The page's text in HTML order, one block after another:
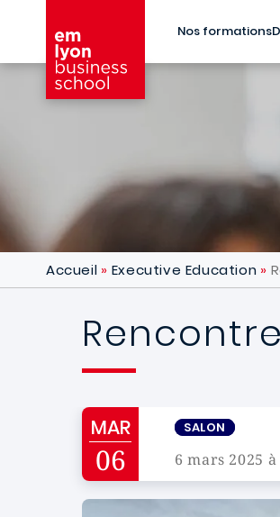
Nos formations
Accueil Executive Education
MAR
06
SALON
6 mars 2025